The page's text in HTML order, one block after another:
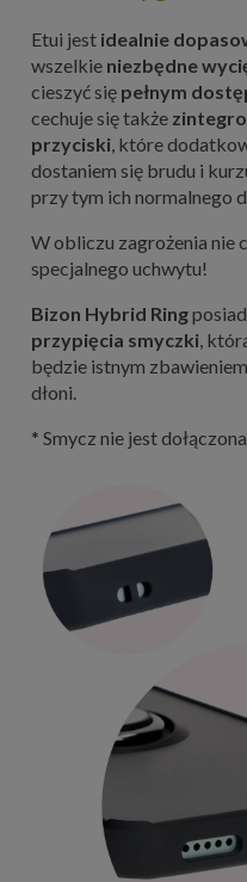
Etui jest idealnie
wszelkie niezbędne
cieszyć się pełnym
cechuje się także
przyciski, które
dostaniem się brudu i
przy tym ich normalnego
W obliczu zagrożenia nie
specjalnego uchwytu!
Bizon Hybrid Ring
przypięcia smyczki,
będzie istnym
dłoni.
* Smycz nie jest